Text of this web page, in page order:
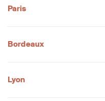
Paris
Bordeaux
Lyon